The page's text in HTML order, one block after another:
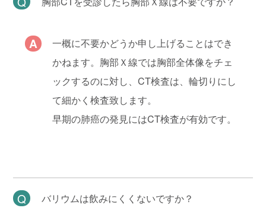
一概に不要かどうか申し上げることはでき
かねます。胸部Ｘ線では胸部全体像をチェ
ックするのに対し、CT検査は、輪切りにし
て細かく検査致します。
早期の肺癌の発見にはCT検査が有効です。
バリウムは飲みにくくないですか？